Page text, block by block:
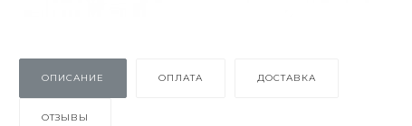
ОПИСАНИЕ ОПЛАТА ДОСТАВКА
ОТЗЫВЫ